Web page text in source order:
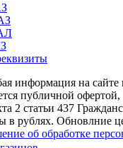
информация на сайте
публичной
2 статьи 437
в рублях. Обновлние
об обработке